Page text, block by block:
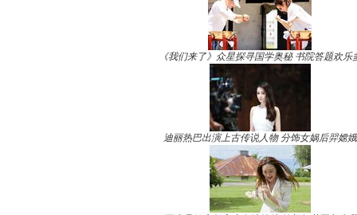
《我们来了》众星探寻国学奥秘 书院答题欢乐
迪丽热巴出演上古传说人物 分饰女娲后羿嫦娥